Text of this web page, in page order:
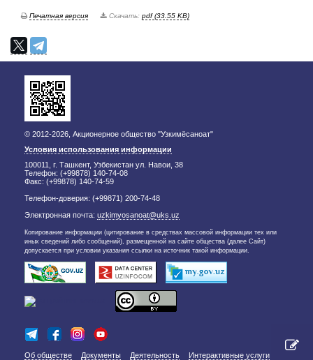
Печатная версия Скачать: pdf (33.55 KB)
© 2012-2026, Акционерное общество "Узкимёсаноат"
Условия использования информации
100011, г. Ташкент, Узбекистан ул. Навои, 38
Телефон: (+99878) 140-74-08
Факс: (+99878) 140-74-59
Телефон-доверия: (+99871) 200-74-48
Электронная почта: uzkimyosanoat@uks.uz
Копирование информации (цитирование в средствах массовой информации тех или
иных сведений либо сообщений), размещенной на сайте общества (далее Сайт)
допускается при условии указания ссылки на источник такой информации.
Об обществе Документы Деятельность
Интерактивные услуги